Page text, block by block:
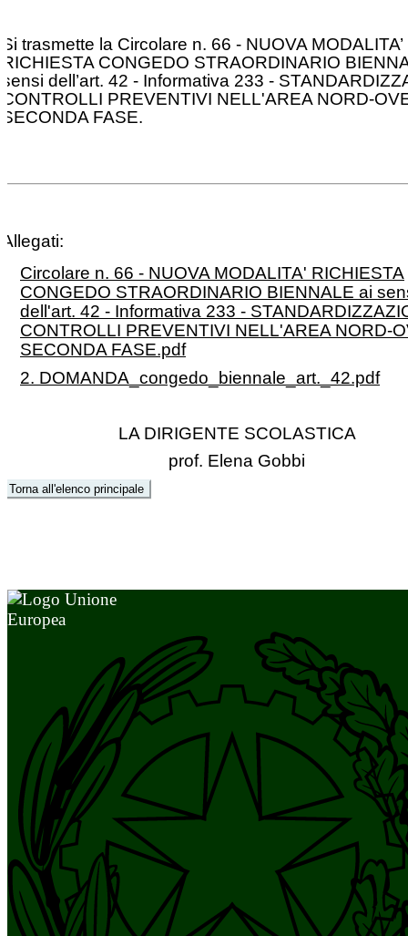
Si trasmette la Circolare n. 66 - NUOVA MODALITA’
RICHIESTA CONGEDO STRAORDINARIO
sensi dell’art. 42 - Informativa 233 -
CONTROLLI PREVENTIVI NELL'AREA NORD-
SECONDA FASE.
Allegati:
Circolare n. 66 - NUOVA MODALITA' RICHIESTA
CONGEDO STRAORDINARIO BIENNALE ai
dell'art. 42 - Informativa 233 -
CONTROLLI PREVENTIVI NELL'AREA NORD-
SECONDA FASE.pdf
2. DOMANDA_congedo_biennale_art._42.pdf
LA DIRIGENTE SCOLASTICA
prof. Elena Gobbi
Torna all'elenco principale